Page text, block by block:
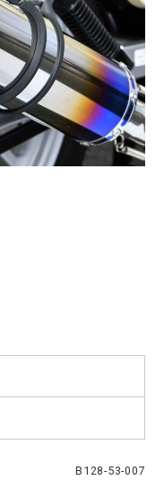
B128-53-007